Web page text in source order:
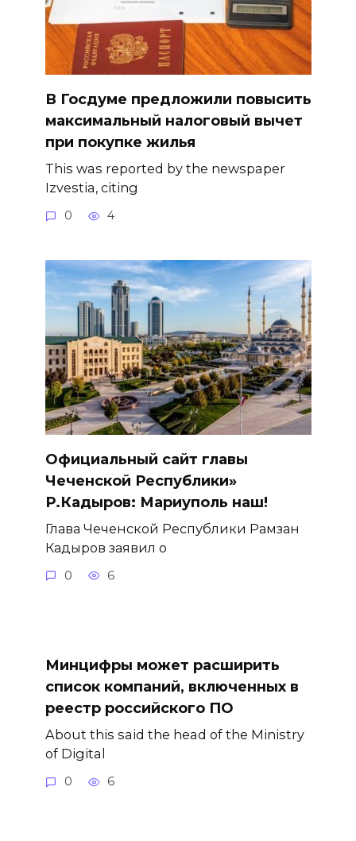
В Госдуме предложили повысить
максимальный налоговый вычет
при покупке жилья
This was reported by the newspaper
Izvestia, citing
0 4
Официальный сайт главы
Чеченской Республики»
Р.Кадыров: Мариуполь наш!
Глава Чеченской Республики Рамзан
Кадыров заявил о
0 6
Минцифры может расширить
список компаний, включенных в
реестр российского ПО
About this said the head of the Ministry
of Digital
0 6